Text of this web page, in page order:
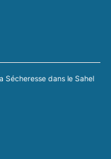
Sécheresse dans le Sahel